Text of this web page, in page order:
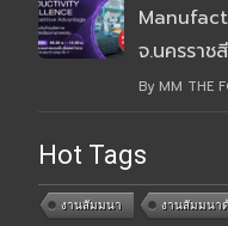
จ.นครราช
By MM THE
Hot Tags
งานสัมมนา งานสัมมนา